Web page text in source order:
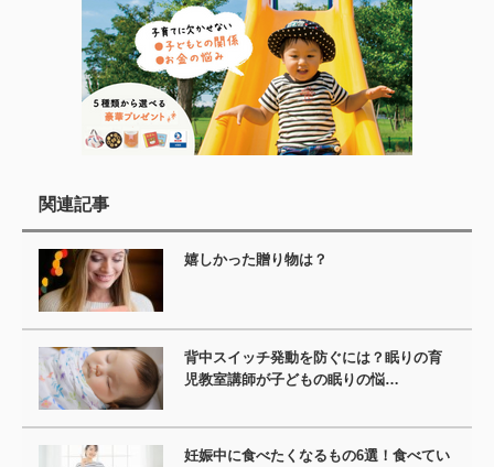
関連記事
嬉しかった贈り物は？
背中スイッチ発動を防ぐには？眠りの育
児教室講師が子どもの眠りの悩…
妊娠中に食べたくなるもの6選！食べてい